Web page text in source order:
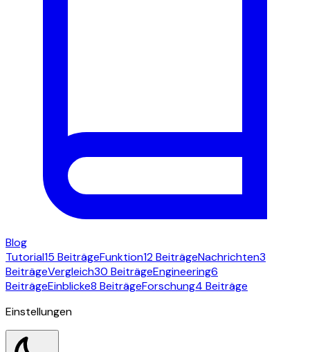
Blog
Tutorial15 BeiträgeFunktion12 BeiträgeNachrichten3
BeiträgeVergleich30 BeiträgeEngineering6
BeiträgeEinblicke8 BeiträgeForschung4 Beiträge
Einstellungen